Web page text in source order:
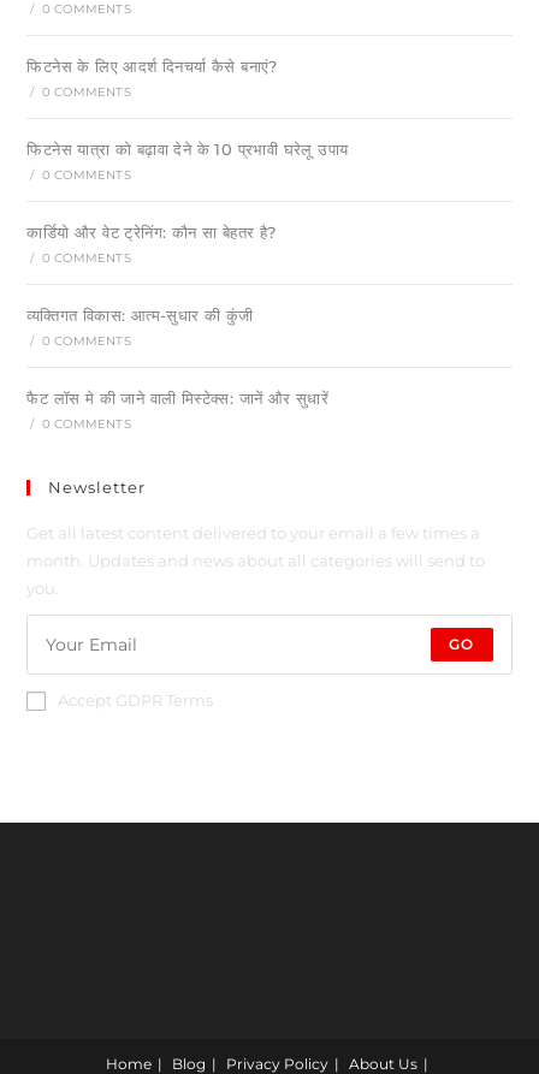
/ 0 COMMENTS
फिटनेस के लिए आदर्श दिनचर्या कैसे बनाएं?
/ 0 COMMENTS
फिटनेस यात्रा को बढ़ावा देने के 10 प्रभावी घरेलू उपाय
/ 0 COMMENTS
कार्डियो और वेट ट्रेनिंग: कौन सा बेहतर है?
/ 0 COMMENTS
व्यक्तिगत विकास: आत्म-सुधार की कुंजी
/ 0 COMMENTS
फैट लॉस मे की जाने वाली मिस्टेक्स: जानें और सुधारें
/ 0 COMMENTS
Newsletter
Get all latest content delivered to your email a few times a
month. Updates and news about all categories will send to
you.
GO
Accept GDPR Terms
Home Blog Privacy Policy About Us